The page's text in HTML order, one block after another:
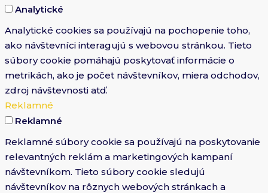
Analytické
Analytické cookies sa používajú na pochopenie toho,
ako návštevníci interagujú s webovou stránkou. Tieto
súbory cookie pomáhajú poskytovať informácie o
metrikách, ako je počet návštevníkov, miera odchodov,
zdroj návštevnosti atď.
Reklamné
Reklamné
Reklamné súbory cookie sa používajú na poskytovanie
relevantných reklám a marketingových kampaní
návštevníkom. Tieto súbory cookie sledujú
návštevníkov na rôznych webových stránkach a